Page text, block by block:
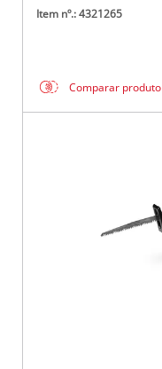
Item nº.: 4321265
Comparar produto